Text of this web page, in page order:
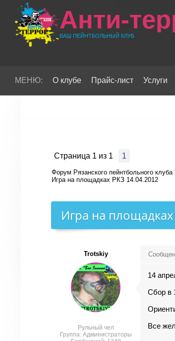
Анти-
ВАШ ПЕЙНТБОЛЬНЫЙ КЛУБ
МЕНЮ: О клубе Прайс-лист Услуги
Страница 1 из 1 1
Форум Рязанского пейнтбольного клуба
Игра на площадках РКЗ 14.04.2012
Игра на
Trotskiy
Рульный чел
Группа: Администраторы
14
Сбор в
Все